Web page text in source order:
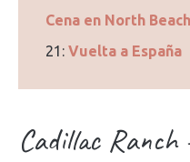
Cena en North
21: Vuelta a España
Cadillac Ranch